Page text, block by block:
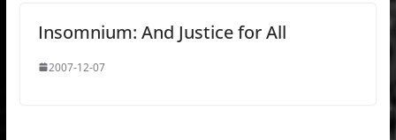
Insomnium: And Justice for All
2007-12-07